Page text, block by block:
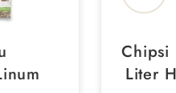
Linum
Liter